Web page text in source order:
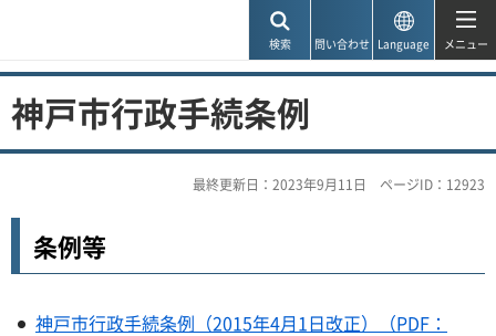
検索 問い合わせ Language メニュー
神戸市行政手続条例
最終更新日：2023年9月11日 ページID：12923
条例等
神戸市行政手続条例（2015年4月1日改正）（PDF：